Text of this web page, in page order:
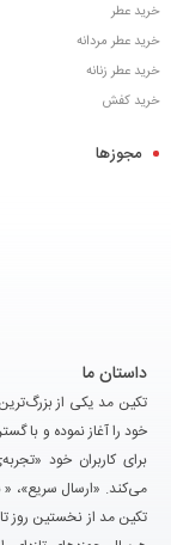
خرید عطر
خرید عطر مردانه
خرید عطر زنانه
خرید کفش
مجوزها
داستان ما
خود را آغاز نموده و با
برای کاربران خود
می‌کند. «ارسال سریع»،
تکین مد از نخستین روز